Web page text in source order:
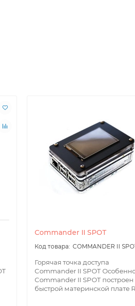
Commander II SPOT
COMMANDER II
Горячая точка доступа
Commander II SPOT
Commander II SPOT построен
быстрой материнской плате